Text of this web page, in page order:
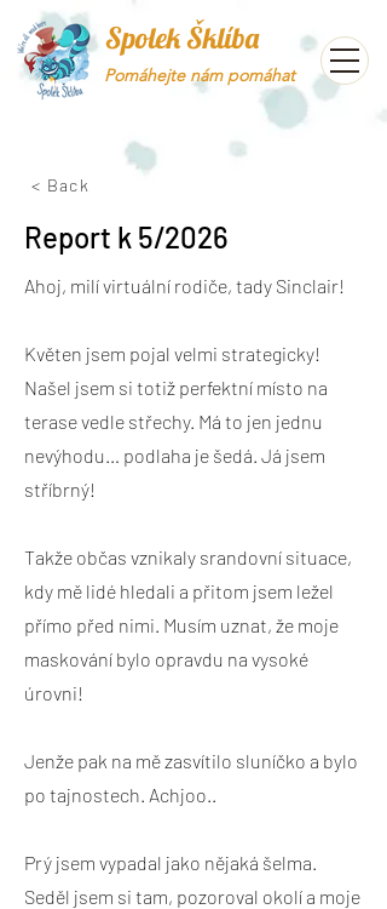
Spolek Šklíba
Pomáhejte nám pomáhat
< Back
Report k 5/2026
Ahoj, milí virtuální rodiče, tady Sinclair!
Květen jsem pojal velmi strategicky!
Našel jsem si totiž perfektní místo na
terase vedle střechy. Má to jen jednu
nevýhodu… podlaha je šedá. Já jsem
stříbrný!
Takže občas vznikaly srandovní situace,
kdy mě lidé hledali a přitom jsem ležel
přímo před nimi. Musím uznat, že moje
maskování bylo opravdu na vysoké
úrovni!
Jenže pak na mě zasvítilo sluníčko a bylo
po tajnostech. Achjoo..
Prý jsem vypadal jako nějaká šelma.
Seděl jsem si tam, pozoroval okolí a moje